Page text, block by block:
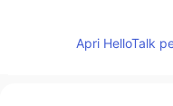
Apri HelloTalk